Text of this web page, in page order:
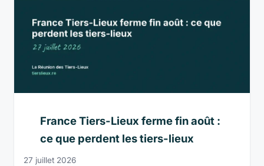
France Tiers-Lieux ferme fin août :
ce que perdent les tiers-lieux
27 juillet 2026